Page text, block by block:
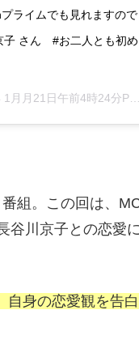
ライムでも見れますので
さん #お二人とも初め
月月21日午前4時24分PST
組。この回は、
谷川京子との恋愛
自身の恋愛観を告白